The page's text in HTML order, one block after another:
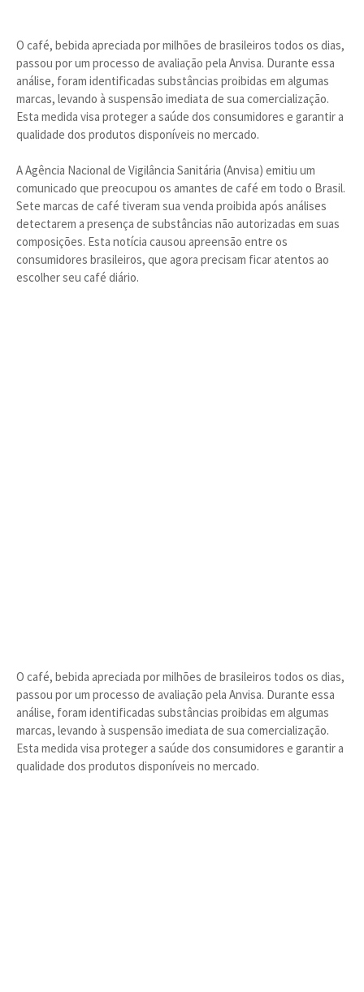
O café, bebida apreciada por milhões de brasileiros todos os dias,
passou por um processo de avaliação pela Anvisa. Durante essa
análise, foram identificadas substâncias proibidas em algumas
marcas, levando à suspensão imediata de sua comercialização.
Esta medida visa proteger a saúde dos consumidores e garantir a
qualidade dos produtos disponíveis no mercado.
A Agência Nacional de Vigilância Sanitária (Anvisa) emitiu um
comunicado que preocupou os amantes de café em todo o Brasil.
Sete marcas de café tiveram sua venda proibida após análises
detectarem a presença de substâncias não autorizadas em suas
composições. Esta notícia causou apreensão entre os
consumidores brasileiros, que agora precisam ficar atentos ao
escolher seu café diário.
O café, bebida apreciada por milhões de brasileiros todos os dias,
passou por um processo de avaliação pela Anvisa. Durante essa
análise, foram identificadas substâncias proibidas em algumas
marcas, levando à suspensão imediata de sua comercialização.
Esta medida visa proteger a saúde dos consumidores e garantir a
qualidade dos produtos disponíveis no mercado.